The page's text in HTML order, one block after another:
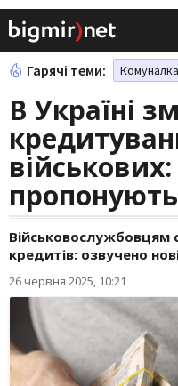
Гарячі теми: Комуналка
В Україні
Військовослужбовцям
кредитів: озвучено
26 червня 2025, 10:21